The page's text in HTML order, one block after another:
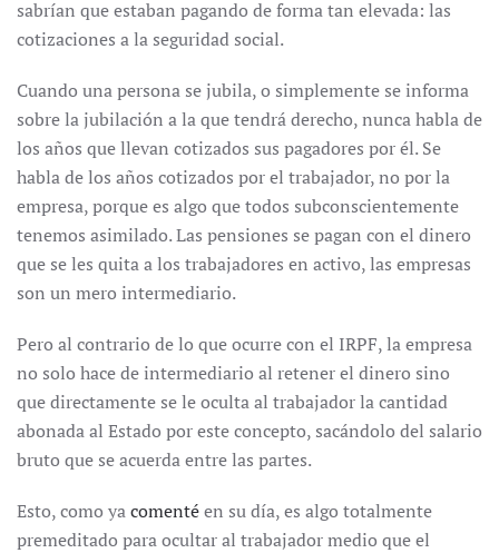
sabrían que estaban pagando de forma tan elevada: las
cotizaciones a la seguridad social.
Cuando una persona se jubila, o simplemente se informa
sobre la jubilación a la que tendrá derecho, nunca habla de
los años que llevan cotizados sus pagadores por él. Se
habla de los años cotizados por el trabajador, no por la
empresa, porque es algo que todos subconscientemente
tenemos asimilado. Las pensiones se pagan con el dinero
que se les quita a los trabajadores en activo, las empresas
son un mero intermediario.
Pero al contrario de lo que ocurre con el IRPF, la empresa
no solo hace de intermediario al retener el dinero sino
que directamente se le oculta al trabajador la cantidad
abonada al Estado por este concepto, sacándolo del salario
bruto que se acuerda entre las partes.
Esto, como yacomentéen su día, es algo totalmente
premeditado para ocultar al trabajador medio que el